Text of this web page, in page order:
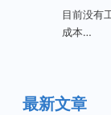
目前没有
成本…
最新文章